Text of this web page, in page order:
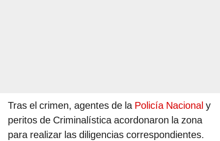
Tras el crimen, agentes de la Policía Nacional y
peritos de Criminalística acordonaron la zona
para realizar las diligencias correspondientes.